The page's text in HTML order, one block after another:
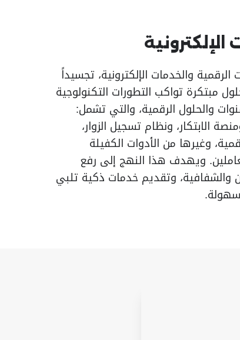
والخدمات الإلكترونية، تجسيداً
مبتكرة تواكب التطورات التكنولوجية
والحلول الرقمية، والتي تشمل:
الابتكار، ونظام تسجيل الزوار،
وغيرها من الأدوات الكفيلة
ويهدف هذا النهج إلى رفع
والشفافية، وتقديم خدمات ذكية تلبي